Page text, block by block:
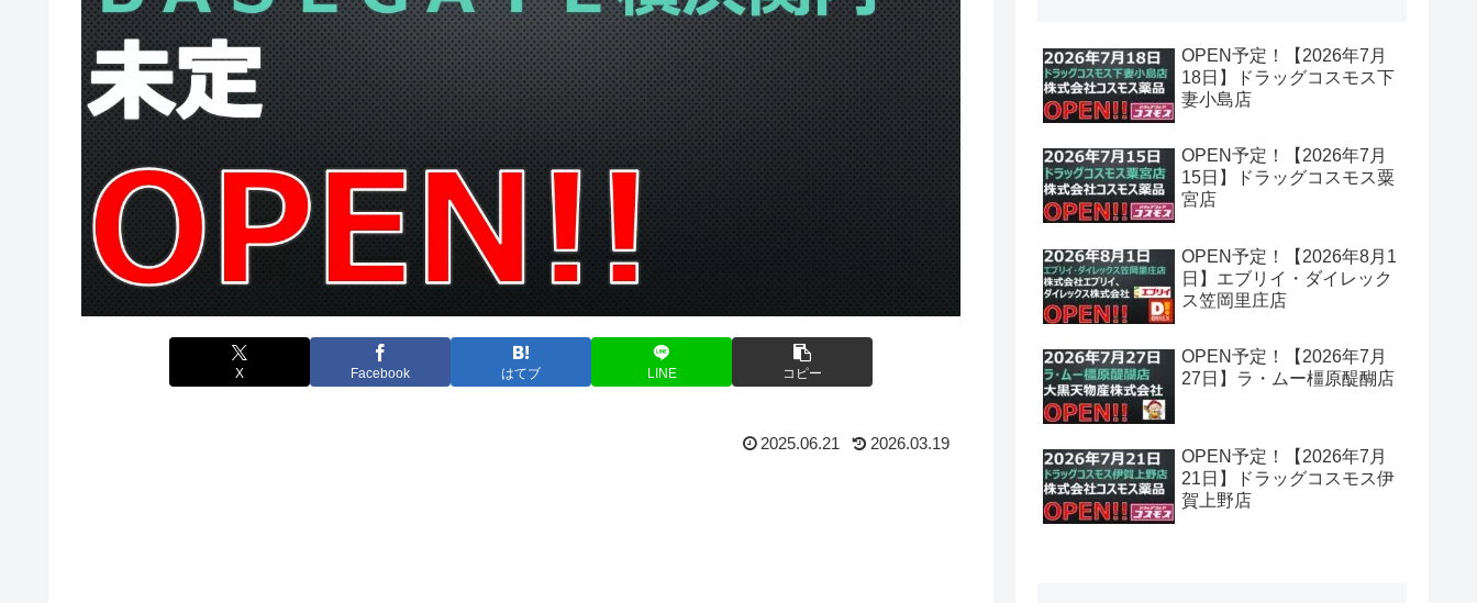
X Facebook はてブ LINE コピー
2025.06.21 2026.03.19
OPEN予定！【2026年7月
18日】ドラッグコスモス下
妻小島店
OPEN予定！【2026年7月
15日】ドラッグコスモス粟
宮店
OPEN予定！【2026年8月1
日】エブリイ・ダイレック
ス笠岡里庄店
OPEN予定！【2026年7月
27日】ラ・ムー橿原醍醐店
OPEN予定！【2026年7月
21日】ドラッグコスモス伊
賀上野店